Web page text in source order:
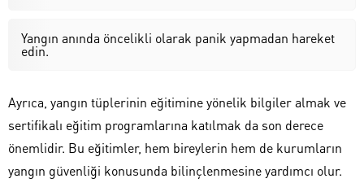
Yangın anında öncelikli olarak panik yapmadan hareket
edin.
Ayrıca, yangın tüplerinin eğitimine yönelik bilgiler almak ve
sertifikalı eğitim programlarına katılmak da son derece
önemlidir. Bu eğitimler, hem bireylerin hem de kurumların
yangın güvenliği konusunda bilinçlenmesine yardımcı olur.